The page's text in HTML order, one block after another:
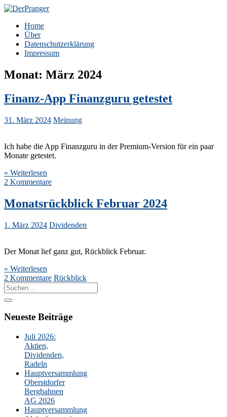
Zum
springen
DerPranger
Finanzen, Freiheit, Prangerei
Home
Über
Datenschutzerklärung
Impressum
Monat: März 2024
Finanz-App Finanzguru getestet
31. März 2024 Meinung
Ich habe die App Finanzguru in der Premium-Version für ein paar
Monate getestet.
» Weiterlesen
2 Kommentare
Monatsrückblick Februar 2024
1. März 2024 Dividenden
Der Monat lief ganz gut, Rückblick Februar.
» Weiterlesen
2 Kommentare Rückblick
Suche
nach:
Neueste Beiträge
Juli 2026:
Aktien,
Dividenden,
Radeln
Hauptversammlung
Oberstdorfer
Bergbahnen
AG 2026
Hauptversammlung